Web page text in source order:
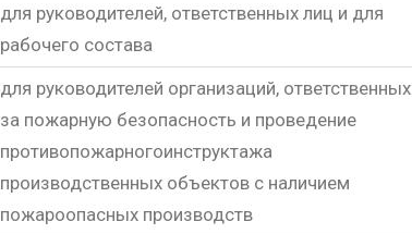
для руководителей, ответственных лиц и для
рабочего состава
для руководителей организаций, ответственных
за пожарную безопасность и проведение
противопожарногоинструктажа
производственных объектов с наличием
пожароопасных производств